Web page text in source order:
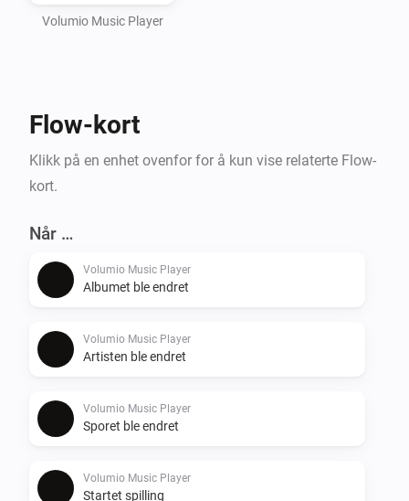
Volumio Music Player
Flow-kort
Klikk på en enhet ovenfor for å kun vise relaterte Flow-
kort.
Når …
Volumio Music Player
Albumet ble endret
Volumio Music Player
Artisten ble endret
Volumio Music Player
Sporet ble endret
Volumio Music Player
Startet spilling